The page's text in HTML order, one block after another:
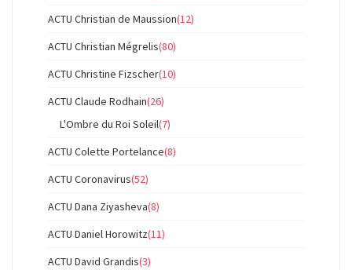
ACTU Christian de Maussion(12)
ACTU Christian Mégrelis(80)
ACTU Christine Fizscher(10)
ACTU Claude Rodhain(26)
L'Ombre du Roi Soleil(7)
ACTU Colette Portelance(8)
ACTU Coronavirus(52)
ACTU Dana Ziyasheva(8)
ACTU Daniel Horowitz(11)
ACTU David Grandis(3)